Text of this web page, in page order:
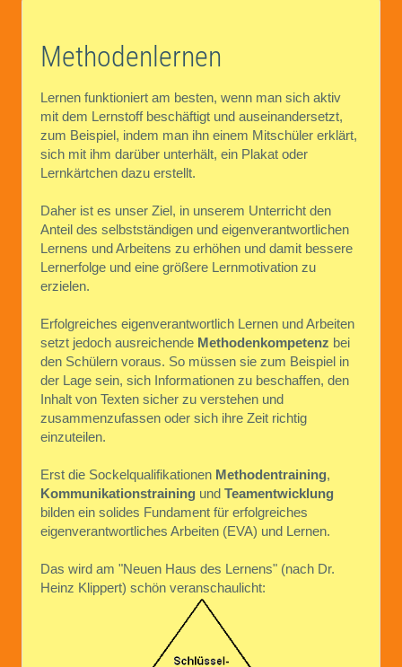
Methodenlernen
Lernen funktioniert am besten, wenn man sich aktiv
mit dem Lernstoff beschäftigt und auseinandersetzt,
zum Beispiel, indem man ihn einem Mitschüler erklärt,
sich mit ihm darüber unterhält, ein Plakat oder
Lernkärtchen dazu erstellt.
Daher ist es unser Ziel, in unserem Unterricht den
Anteil des selbstständigen und eigenverantwortlichen
Lernens und Arbeitens zu erhöhen und damit bessere
Lernerfolge und eine größere Lernmotivation zu
erzielen.
Erfolgreiches eigenverantwortlich Lernen und Arbeiten
setzt jedoch ausreichende Methodenkompetenz bei
den Schülern voraus. So müssen sie zum Beispiel in
der Lage sein, sich Informationen zu beschaffen, den
Inhalt von Texten sicher zu verstehen und
zusammenzufassen oder sich ihre Zeit richtig
einzuteilen.
Erst die Sockelqualifikationen Methodentraining,
Kommunikationstraining und Teamentwicklung
bilden ein solides Fundament für erfolgreiches
eigenverantwortliches Arbeiten (EVA) und Lernen.
Das wird am "Neuen Haus des Lernens" (nach Dr.
Heinz Klippert) schön veranschaulicht: